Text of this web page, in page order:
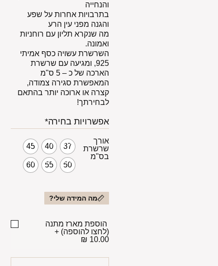
והנחייה
בתרבויות אחרות על שפע
והגנה מפני עין הרע
מה שנקרא תליון עם רוחניות
ואמונה.
השרשרת עשויה כסף אמיתי
925, ומגיעה עם שרשרת
הארכה של כ – 5 ס"מ
המאפשרת סגירה צמודה,
קצרה או ארוכה יותר בהתאם
לבחירתך!
אפשרויות בחירה*
אורך
שרשרת
בס"מ
37
40
45
50
55
60
מה המידה שלי?
הוספת מארז מתנה
(לחצו להוספה) +
10.00 ₪